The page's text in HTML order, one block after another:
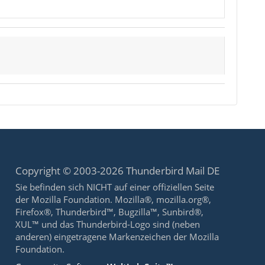
Copyright © 2003-2026 Thunderbird Mail DE
Sie befinden sich NICHT auf einer offiziellen Seite
der Mozilla Foundation. Mozilla®, mozilla.org®,
Firefox®, Thunderbird™, Bugzilla™, Sunbird®,
XUL™ und das Thunderbird-Logo sind (neben
anderen) eingetragene Markenzeichen der Mozilla
Foundation.